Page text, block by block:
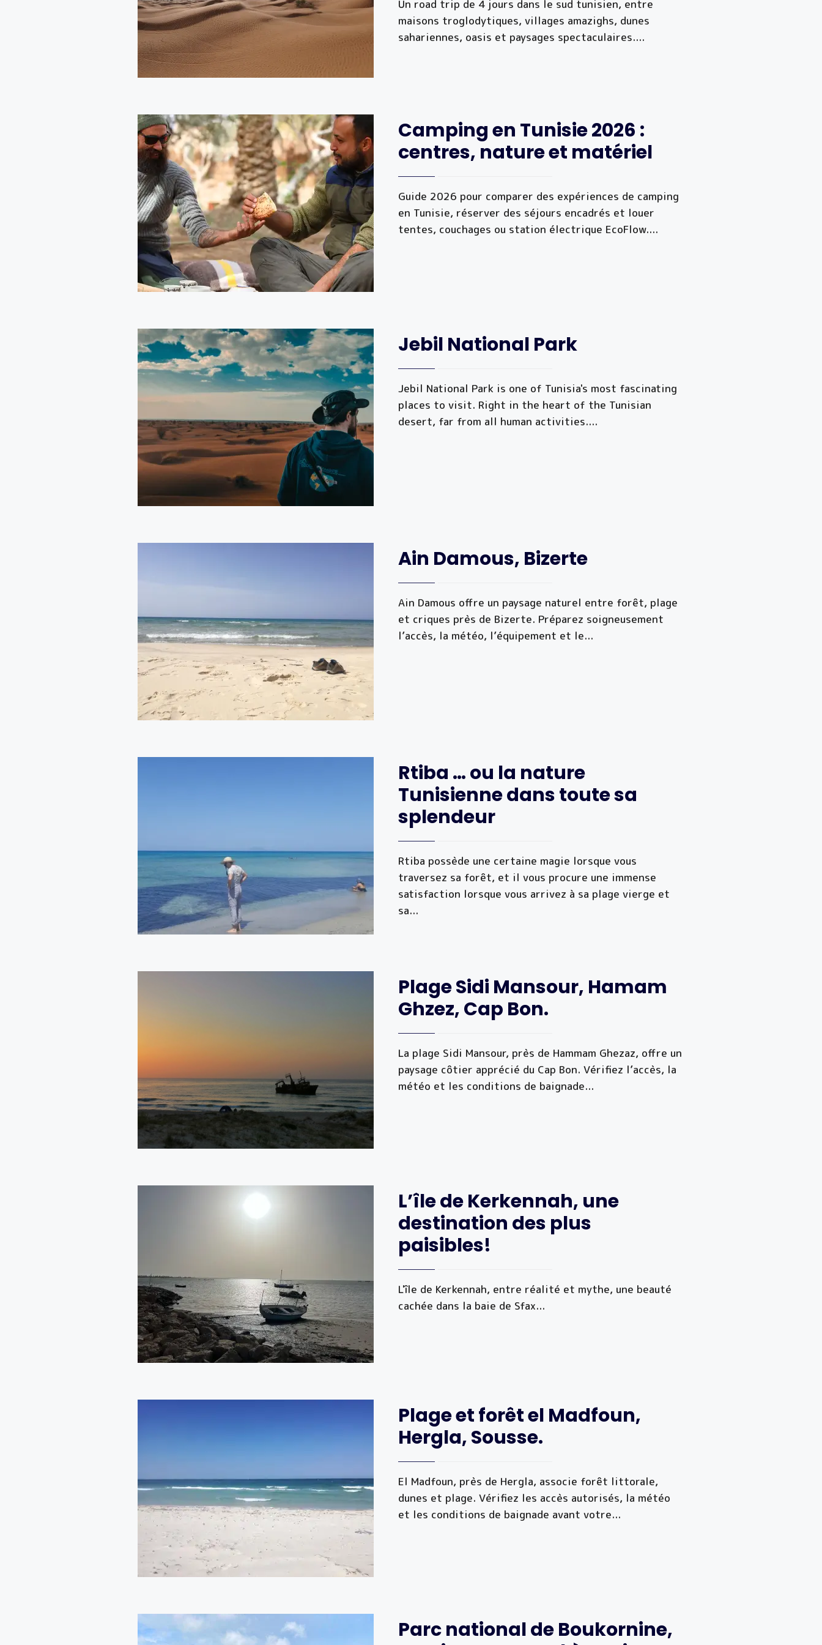
Un road trip de 4 jours dans le sud tunisien, entre
maisons troglodytiques, villages amazighs, dunes
sahariennes, oasis et paysages spectaculaires....
Camping en Tunisie 2026 :
centres, nature et matériel
Guide 2026 pour comparer des expériences de camping
en Tunisie, réserver des séjours encadrés et louer
tentes, couchages ou station électrique EcoFlow....
Jebil National Park
Jebil National Park is one of Tunisia's most fascinating
places to visit. Right in the heart of the Tunisian
desert, far from all human activities....
Ain Damous, Bizerte
Ain Damous offre un paysage naturel entre forêt, plage
et criques près de Bizerte. Préparez soigneusement
l’accès, la météo, l’équipement et le...
Rtiba … ou la nature
Tunisienne dans toute sa
splendeur
Rtiba possède une certaine magie lorsque vous
traversez sa forêt, et il vous procure une immense
satisfaction lorsque vous arrivez à sa plage vierge et
sa...
Plage Sidi Mansour, Hamam
Ghzez, Cap Bon.
La plage Sidi Mansour, près de Hammam Ghezaz, offre un
paysage côtier apprécié du Cap Bon. Vérifiez l’accès, la
météo et les conditions de baignade...
L’île de Kerkennah, une
destination des plus
paisibles!
L'île de Kerkennah, entre réalité et mythe, une beauté
cachée dans la baie de Sfax...
Plage et forêt el Madfoun,
Hergla, Sousse.
El Madfoun, près de Hergla, associe forêt littorale,
dunes et plage. Vérifiez les accès autorisés, la météo
et les conditions de baignade avant votre...
Parc national de Boukornine,